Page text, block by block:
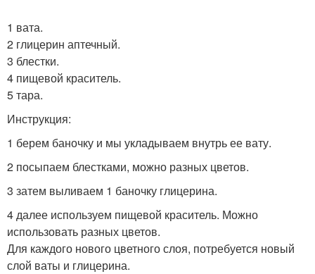
1 вата.
2 глицерин аптечный.
3 блестки.
4 пищевой краситель.
5 тара.
Инструкция:
1 берем баночку и мы укладываем внутрь ее вату.
2 посыпаем блестками, можно разных цветов.
3 затем выливаем 1 баночку глицерина.
4 далее используем пищевой краситель. Можно
использовать разных цветов.
Для каждого нового цветного слоя, потребуется новый
слой ваты и глицерина.